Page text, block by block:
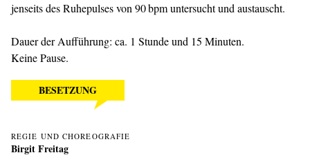
jenseits des Ruhepulses von 90 bpm untersucht und austauscht.
Dauer der Aufführung: ca. 1 Stunde und 15 Minuten.
Keine Pause.
BESETZUNG
REGIE UND CHOREOGRAFIE
Birgit Freitag